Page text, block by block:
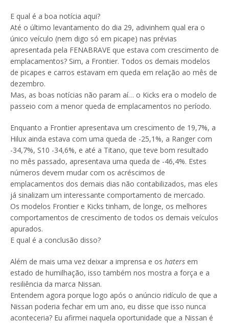
E qual é a boa notícia aqui?
Até o último levantamento do dia 29, adivinhem qual era o
único veículo (nem digo só em picape) nas prévias
apresentada pela FENABRAVE que estava com crescimento de
emplacamentos? Sim, a Frontier. Todos os demais modelos
de picapes e carros estavam em queda em relação ao mês de
dezembro.
Mas, as boas notícias não param aí… o Kicks era o modelo de
passeio com a menor queda de emplacamentos no período.
Enquanto a Frontier apresentava um crescimento de 19,7%, a
Hilux ainda estava com uma queda de -25,1%, a Ranger com
-34,7%, S10 -34,6%, e até a Titano, que teve bom resultado
no mês passado, apresentava uma queda de -46,4%. Estes
números devem mudar com os acréscimos de
emplacamentos dos demais dias não contabilizados, mas eles
já sinalizam um interessante comportamento de mercado.
Os modelos Frontier e Kicks tinham, de longe, os melhores
comportamentos de crescimento de todos os demais veículos
apurados.
E qual é a conclusão disso?
Além de mais uma vez deixar a imprensa e os haters em
estado de humilhação, isso também nos mostra a força e a
resiliência da marca Nissan.
Entendem agora porque logo após o anúncio ridículo de que a
Nissan poderia fechar em um ano, eu disse que isso nunca
aconteceria? Eu afirmei naquela oportunidade que a Nissan é